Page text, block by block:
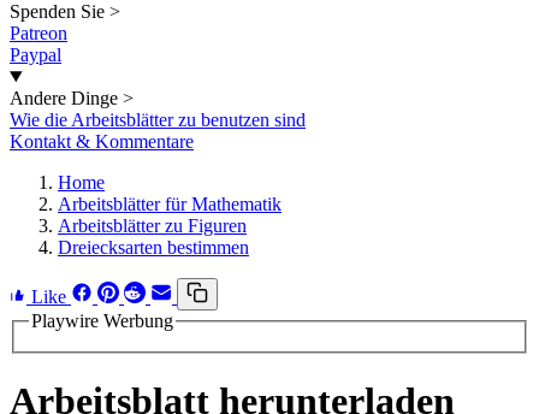
Spenden Sie >
Patreon
Paypal
Andere Dinge >
Wie die Arbeitsblätter zu benutzen sind
Kontakt & Kommentare
Home
Arbeitsblätter für Mathematik
Arbeitsblätter zu Figuren
Dreiecksarten bestimmen
Like
Playwire Werbung
Arbeitsblatt herunterladen